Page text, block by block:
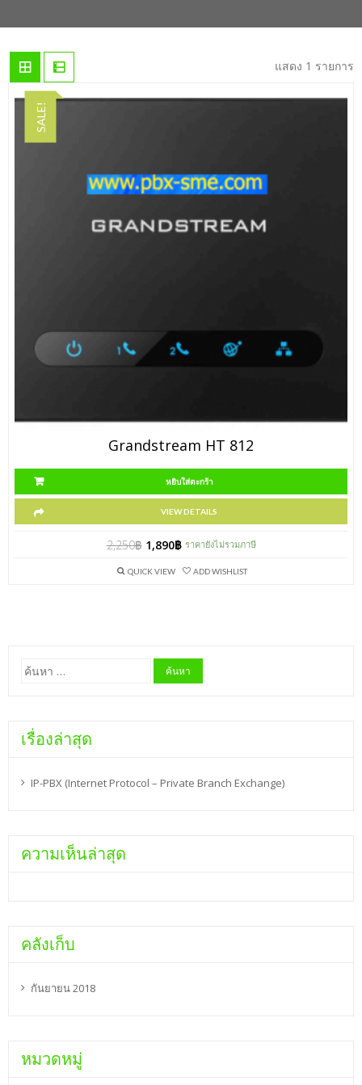
แสดง 1 รายการ
SALE!
Grandstream HT 812
หยิบใส่ตะกร้า
VIEW DETAILS
2,250฿ 1,890฿ ราคายังไม่รวมภาษี
QUICK VIEW ADD WISHLIST
ค้นหา
สำหรับ:
เรื่องล่าสุด
IP-PBX (Internet Protocol – Private Branch Exchange)
ความเห็นล่าสุด
คลังเก็บ
กันยายน 2018
หมวดหมู่